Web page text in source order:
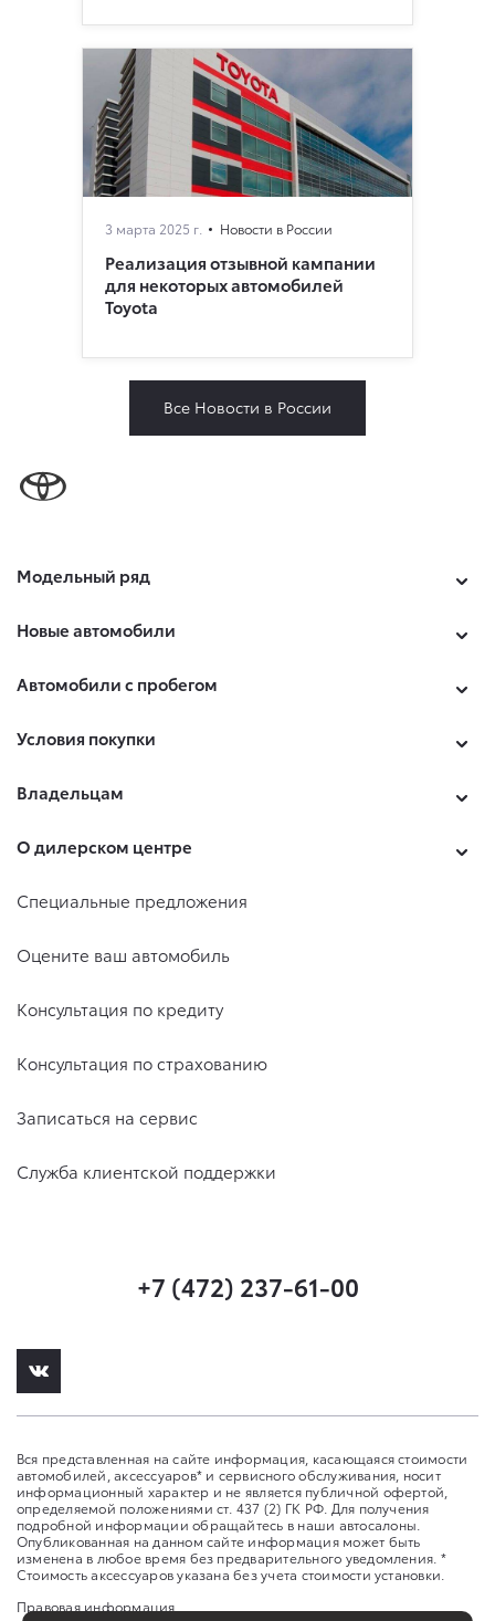
3 марта 2025 г. Новости в России
Реализация отзывной кампании
для некоторых автомобилей
Toyota
Все Новости в России
Модельный ряд
Новые автомобили
Автомобили с пробегом
Условия покупки
Владельцам
О дилерском центре
Специальные предложения
Оцените ваш автомобиль
Консультация по кредиту
Консультация по страхованию
Записаться на сервис
Служба клиентской поддержки
+7 (472) 237-61-00
Вся представленная на сайте информация, касающаяся стоимости
автомобилей, аксессуаров* и сервисного обслуживания, носит
информационный характер и не является публичной офертой,
определяемой положениями ст. 437 (2) ГК РФ. Для получения
подробной информации обращайтесь в наши автосалоны.
Опубликованная на данном сайте информация может быть
изменена в любое время без предварительного уведомления. *
Стоимость аксессуаров указана без учета стоимости установки.
Правовая информация